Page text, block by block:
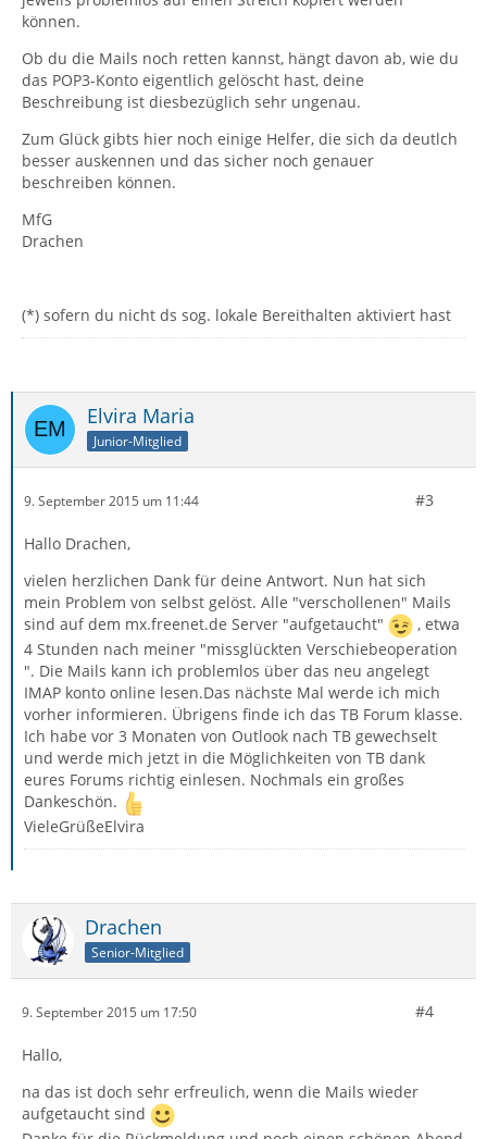
können.
Ob du die Mails noch retten kannst, hängt davon ab, wie du
das POP3-Konto eigentlich gelöscht hast, deine
Beschreibung ist diesbezüglich sehr ungenau.
Zum Glück gibts hier noch einige Helfer, die sich da deutlch
besser auskennen und das sicher noch genauer
beschreiben können.
MfG
Drachen
(*) sofern du nicht ds sog. lokale Bereithalten aktiviert hast
Elvira Maria
Junior-Mitglied
9. September 2015 um 11:44 #3
Hallo Drachen,
vielen herzlichen Dank für deine Antwort. Nun hat sich
mein Problem von selbst gelöst. Alle "verschollenen" Mails
sind auf dem mx.freenet.de Server "aufgetaucht"
, etwa
4 Stunden nach meiner "missglückten Verschiebeoperation
". Die Mails kann ich problemlos über das neu angelegt
IMAP konto online lesen.Das nächste Mal werde ich mich
vorher informieren. Übrigens finde ich das TB Forum klasse.
Ich habe vor 3 Monaten von Outlook nach TB gewechselt
und werde mich jetzt in die Möglichkeiten von TB dank
eures Forums richtig einlesen. Nochmals ein großes
Dankeschön.
VieleGrüßeElvira
Drachen
Senior-Mitglied
9. September 2015 um 17:50 #4
Hallo,
na das ist doch sehr erfreulich, wenn die Mails wieder
aufgetaucht sind